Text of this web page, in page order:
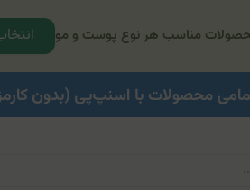
مناسب هر نوع پوست و مو